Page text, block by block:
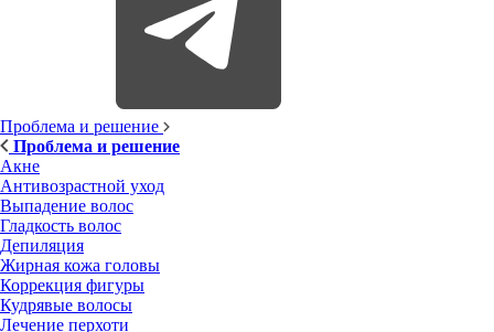
Проблема и решение
Проблема и решение
Акне
Антивозрастной уход
Выпадение волос
Гладкость волос
Депиляция
Жирная кожа головы
Коррекция фигуры
Кудрявые волосы
Лечение перхоти